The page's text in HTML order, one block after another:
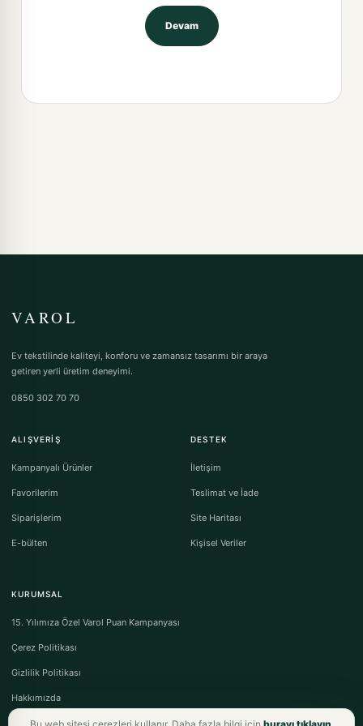
Devam
VAROL
Ev tekstilinde kaliteyi, konforu ve zamansız tasarımı bir araya
getiren yerli üretim deneyimi.
0850 302 70 70
ALIŞVERIŞ
Kampanyalı Ürünler
Favorilerim
Siparişlerim
E-bülten
DESTEK
İletişim
Teslimat ve İade
Site Haritası
Kişisel Veriler
KURUMSAL
15. Yılımıza Özel Varol Puan Kampanyası
Çerez Politikası
Gizlilik Politikası
Hakkımızda